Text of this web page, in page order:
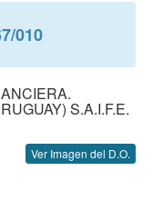
010
S.A.I.F.E.
Ver Imagen del D.O.